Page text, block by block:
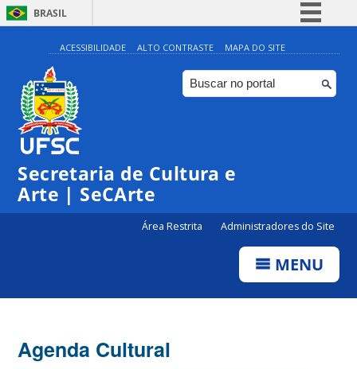
BRASIL
Simplifique!
Comunica BR
Participe
ACESSIBILIDADE ALTO CONTRASTE MAPA DO SITE
Secretaria de Cultura e
Arte | SeCArte
Área Restrita Administradores do Site
MENU
Agenda Cultural
0:00
1:00
5:00